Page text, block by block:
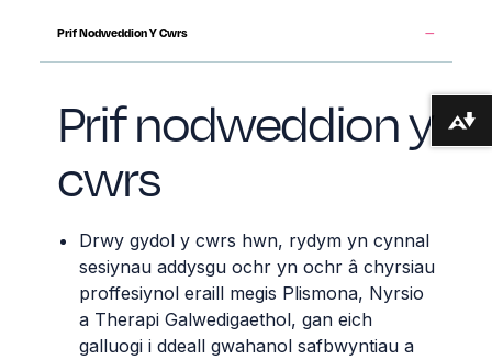
Prif Nodweddion Y Cwrs
Prif nodweddion y
cwrs
Drwy gydoly cwrs hwn, rydym yn cynnal
sesiynau addysgu ochr yn ochrâ chyrsiau
proffesiynol eraill megis Plismona, Nyrsio
a TherapiGalwedigaethol, gan eich
galluogi i ddeall gwahanol safbwyntiaua
Lawrlwytho fformatau amgen ...